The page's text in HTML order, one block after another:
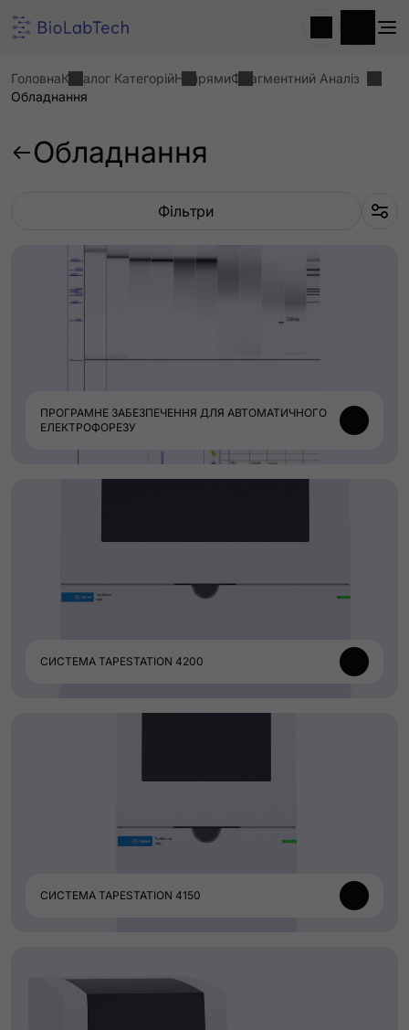
ГоловнаКаталог КатегорійНапрямиФрагментний Аналіз
Обладнання
Обладнання
Фільтри
ПРОГРАМНЕ ЗАБЕЗПЕЧЕННЯ ДЛЯ АВТОМАТИЧНОГО
ЕЛЕКТРОФОРЕЗУ
СИСТЕМА TAPESTATION 4200
СИСТЕМА TAPESTATION 4150